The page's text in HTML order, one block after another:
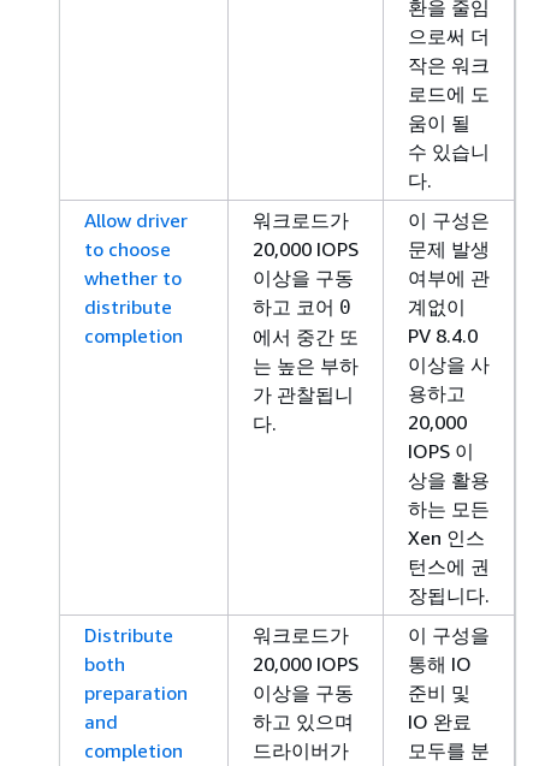
환을 줄임
으로써 더
작은 워크
로드에 도
움이 될
수 있습니
다.
Allow driver
to choose
whether to
distribute
completion
워크로드가
20,000 IOPS
이상을 구동
하고 코어 0
에서 중간 또
는 높은 부하
가 관찰됩니
다.
이 구성은
문제 발생
여부에 관
계없이
PV 8.4.0
이상을 사
용하고
20,000
IOPS 이
상을 활용
하는 모든
Xen 인스
턴스에 권
장됩니다.
Distribute
both
preparation
and
completion
워크로드가
20,000 IOPS
이상을 구동
하고 있으며
드라이버가
이 구성을
통해 IO
준비 및
IO 완료
모두를 분